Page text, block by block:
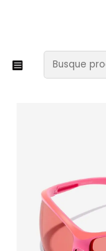
XMAS
Lentes
Lentes de